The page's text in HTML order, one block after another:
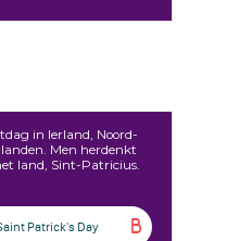
in Ierland, Noord-
Men herdenkt
land, Sint-Patricius.
B
Patrick's Day